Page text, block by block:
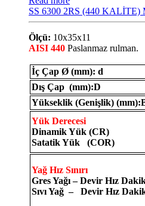
SS 6300 2RS (440 KALİTE)
Ölçü: 10x35x11
AISI 440 Paslanmaz rulman.
İç Çap Ø (mm): d
Dış Çap (mm):D
Yükseklik (Genişlik)
Yük Derecesi
Dinamik Yük (CR)
Satatik Yük (COR)
Yağ Hız Sınırı
Gres Yağı – Devir Hız
Sıvı Yağ – Devir Hız